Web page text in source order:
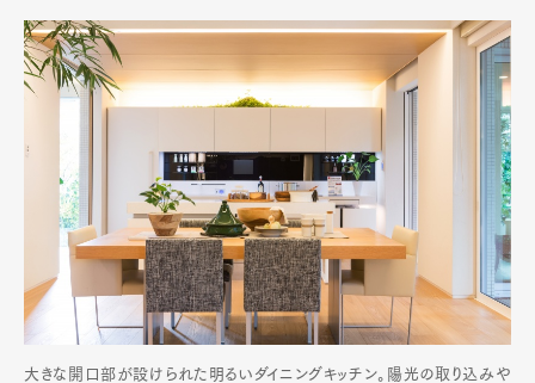
大きな開口部が設けられた明るいダイニングキッチン。陽光の取り込みや